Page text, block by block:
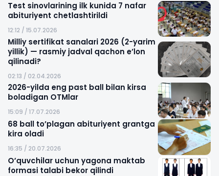
Test sinovlarining ilk kunida 7 nafar
abituriyent chetlashtirildi
12:12 / 15.07.2026
Milliy sertifikat sanalari 2026 (2-yarim
yillik) — rasmiy jadval qachon e’lon
qilinadi?
02:13 / 02.04.2026
2026-yilda eng past ball bilan kirsa
boladigan OTMlar
15:09 / 17.07.2026
68 ball to’plagan abituriyent grantga
kira oladi
16:35 / 20.07.2026
O’quvchilar uchun yagona maktab
formasi talabi bekor qilindi